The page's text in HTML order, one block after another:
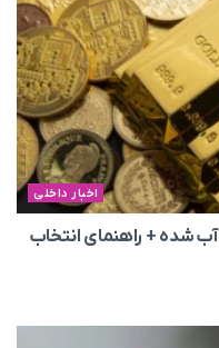
اخبار داخلی
شده + راهنمای انتخاب